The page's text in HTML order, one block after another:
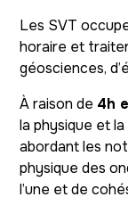
Les SVT
horaire et
géosciences,
À raison de 4h
la physique et
abordant les
physique des
l’une et de